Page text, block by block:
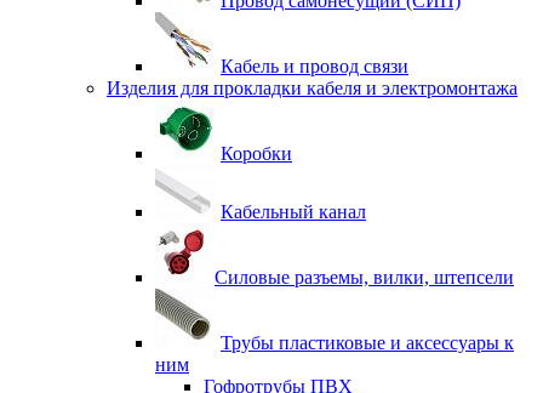
Кабель и провод связи
Изделия для прокладки кабеля и электромонтажа
Коробки
Кабельный канал
Силовые разъемы, вилки, штепсели
Трубы пластиковые и аксессуары к
ним
Гофротрубы ПВХ